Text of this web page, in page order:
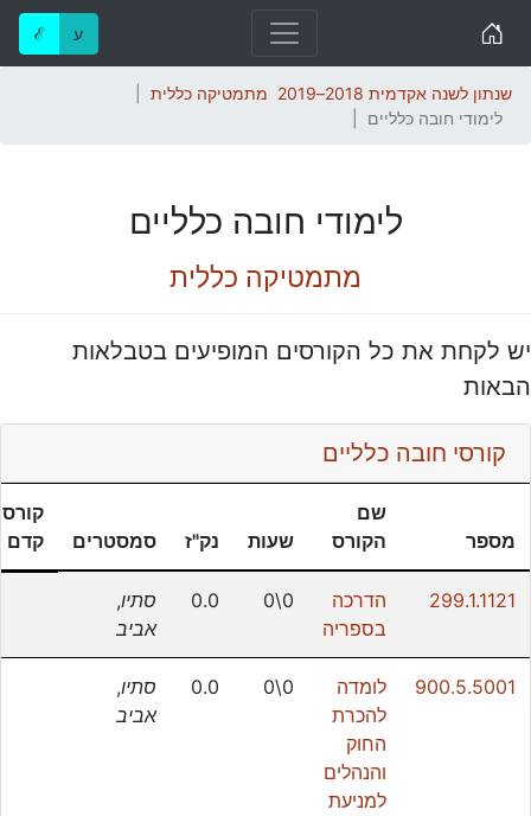
ℰ ע
שנתון לשנה אקדמית 2018–2019
מתמטיקה כללית
לימודי חובה כלליים
לימודי חובה כלליים
מתמטיקה כללית
יש לקחת את כל הקורסים המופיעים בטבלאות
הבאות
קורסי חובה כלליים
מספר
שם
הקורס
שעות נק"ז סמסטרים
קדם
299.1.1121
הדרכה
בספריה
0\0
0.0 סתיו,
אביב
900.5.5001
לומדה
להכרת
החוק
והנהלים
למניעת
0\0
0.0 סתיו,
אביב